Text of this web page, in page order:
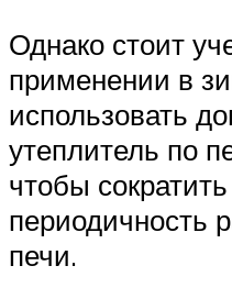
Однако стоит
применении в
использовать
утеплитель по
чтобы
периодичность
печи.